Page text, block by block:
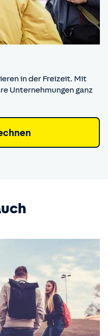
in der Freizeit. Mit
Unternehmungen ganz